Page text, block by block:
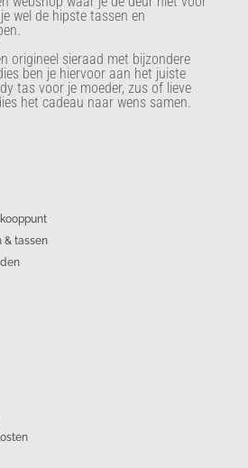
wel de hipste tassen en
origineel sieraad met bijzondere
ben je hiervoor aan het juiste
tas voor je moeder, zus of lieve
het cadeau naar wens samen.
& tassen